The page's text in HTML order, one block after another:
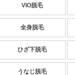
VIO脱毛
全身脱毛
ひざ下脱毛
うなじ脱毛